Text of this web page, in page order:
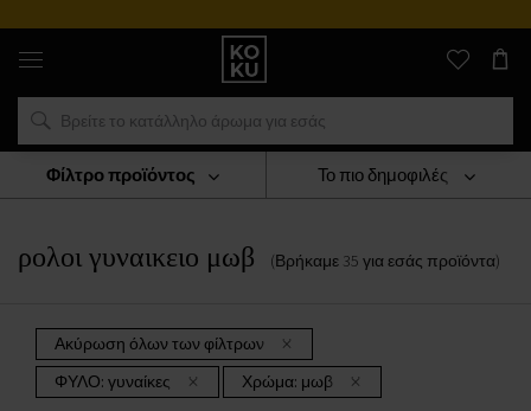
Αυθεντικά
αρώματα
και
ρολόγια
σε
μέρος
ΡΟΛΟΓΙΑ
Γυναικεία Ρολόγια Ρολοι Γυναικειο Μωβ
ρολοι γυναικειο μωβ (Βρήκαμε 35 για εσάς προϊόντα)
Το πιο δημοφιλές
Ακύρωση όλων των φίλτρων
ΦΥΛΟ: γυναίκες Χρώμα: μωβ
Φίλτρο προϊόντος